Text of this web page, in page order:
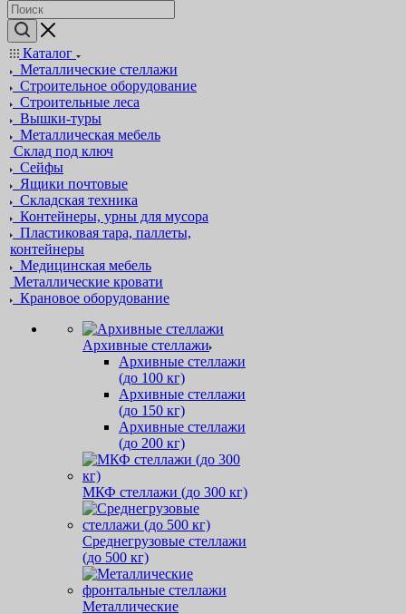
Каталог
Металлические стеллажи
Строительное оборудование
Строительные леса
Вышки-туры
Металлическая мебель
Склад под ключ
Сейфы
Ящики почтовые
Складская техника
Контейнеры, урны для мусора
Пластиковая тара, паллеты,
контейнеры
Медицинская мебель
Металлические кровати
Крановое оборудование
Архивные стеллажи
Архивные стеллажи
(до 100 кг)
Архивные стеллажи
(до 150 кг)
Архивные стеллажи
(до 200 кг)
МКФ стеллажи (до 300 кг)
Среднегрузовые стеллажи
(до 500 кг)
Металлические